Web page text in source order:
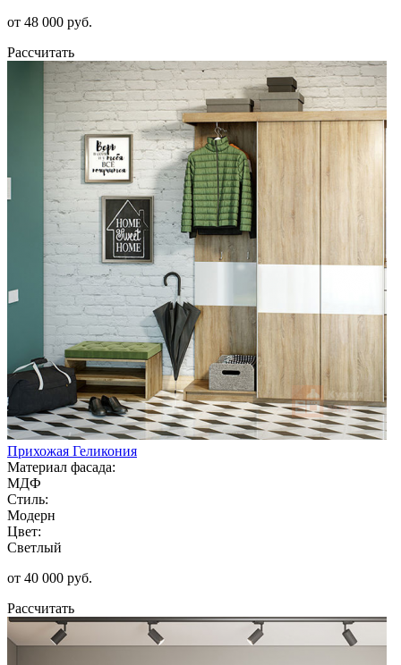
от 48 000 руб.
Рассчитать
Прихожая Геликония
Материал фасада:
МДФ
Стиль:
Модерн
Цвет:
Светлый
от 40 000 руб.
Рассчитать